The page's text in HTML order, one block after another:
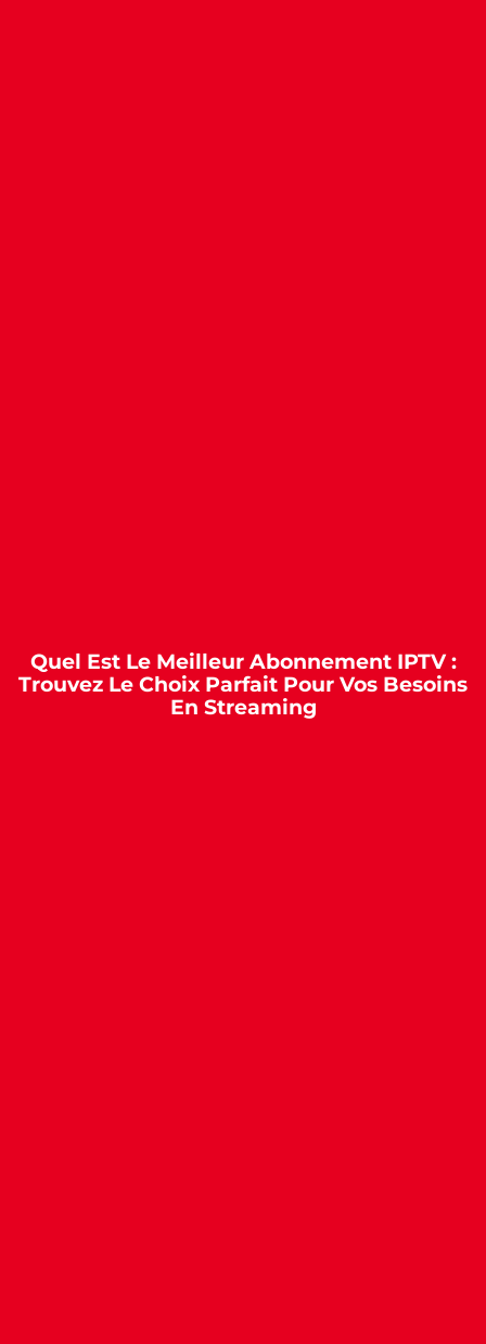
Quel Est Le Meilleur Abonnement IPTV :
Trouvez Le Choix Parfait Pour Vos Besoins
En Streaming